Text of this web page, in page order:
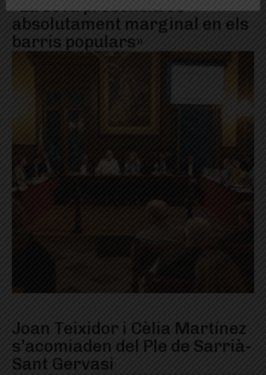
«La seva presència és
absolutament marginal en els
barris populars»
Joan Teixidor i Cèlia Martínez
s’acomiaden del Ple de Sarrià-
Sant Gervasi